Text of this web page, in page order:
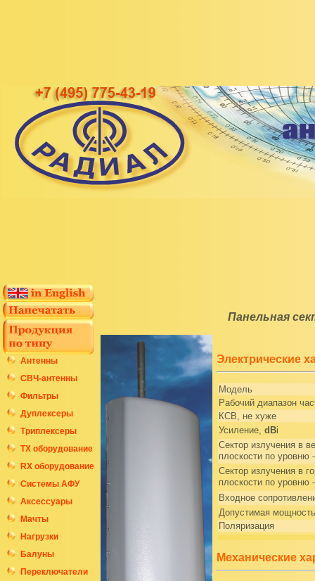
Антенны
СВЧ-антенны
Фильтры
Дуплексеры
Триплексеры
ТХ оборудование
RX оборудование
Системы АФУ
Аксессуары
Мачты
Нагрузки
Балуны
Переключатели
Панельная
Электрические
Модель
Рабочий диапазон
КСВ, не хуже
Усиление, dBi
Сектор излучения в
плоскости по уровню
Сектор излучения в
плоскости по уровню
Входное
Допустимая
Поляризация
Механические